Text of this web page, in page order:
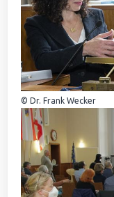
© Dr. Frank Wecker